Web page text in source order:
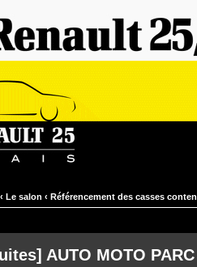
‹ Le salon ‹ Référencement des casses
AUTO MOTO PARC